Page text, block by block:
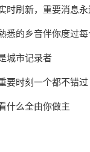
时刷新，重要消息
悉的乡音伴你度过
城市记录者
要时刻一个都不错过
什么全由你做主